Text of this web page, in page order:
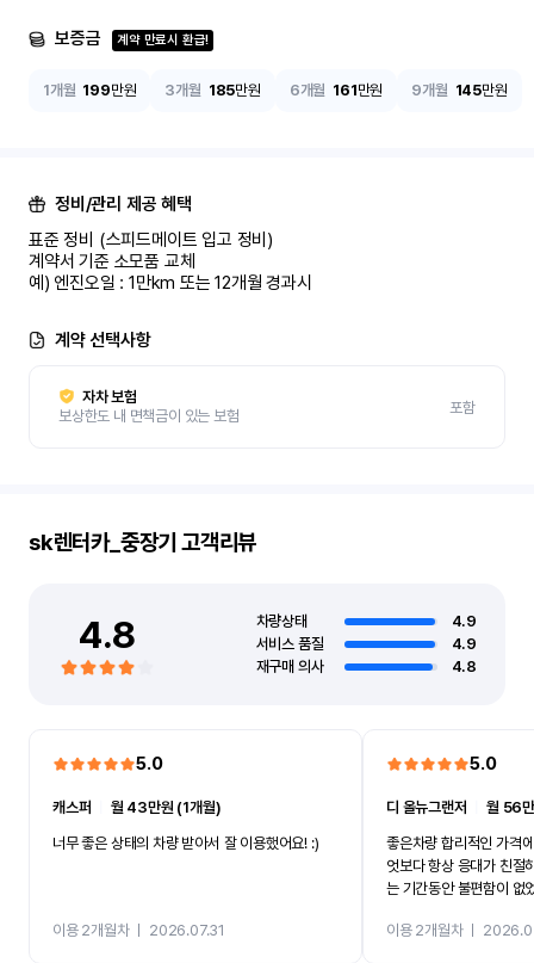
보증금 계약 만료시 환급!
1개월 199만원 3개월 185만원 6개월 161만원 9개월 145만원
정비/관리 제공 혜택
표준 정비 (스피드메이트 입고 정비)
계약서 기준 소모품 교체
예) 엔진오일 : 1만km 또는 12개월 경과시
계약 선택사항
자차 보험
보상한도 내 면책금이 있는 보험
포함
sk렌터카_중장기 고객리뷰
4.8 차량상태
4.9
서비스 품질
4.9
재구매 의사
4.8
5.0
캐스퍼
월 43만원 (1개월)
너무 좋은 상태의 차량 받아서 잘 이용했어요! :)
이용 2개월차ㅣ 2026.07.31
5.0
디 올뉴그랜저 ㅣ월 56
좋은차량 합리적인 가격
엇보다 항상 응대가 친절
는 기간동안 불편함이 없
카 렌트 고민없이 강추합
이용 2개월차ㅣ